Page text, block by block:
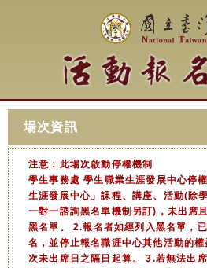
場次資訊
注意：此場次啟動停權機制
學生事務處 學生職業生涯發展中心停
生涯發展中心」課程、講座、活動(除
一對一諮詢黑名單機制另訂)，未出席
黑名單。 2.報名者如經列入黑名單，
名，並停止報名職涯中心其他活動的
次未出席日之隔日起算。 3.若無法出